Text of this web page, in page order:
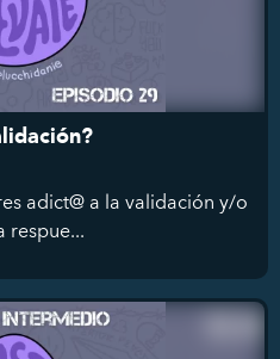
adict@ a la validación y/o
respue...